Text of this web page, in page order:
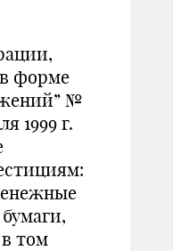
форме
№
1999 г.
том